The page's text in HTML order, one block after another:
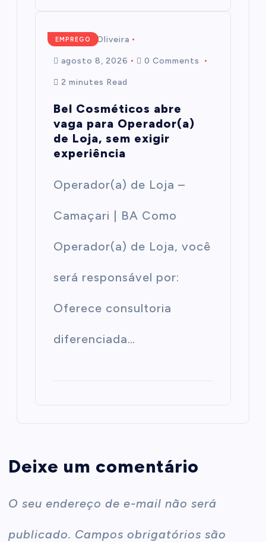
EMPREGO
Mairim de Oliveira
agosto 8, 2026 0 Comments
2 minutes Read
Bel Cosméticos abre
vaga para Operador(a)
de Loja, sem exigir
experiência
Operador(a) de Loja –
Camaçari | BA Como
Operador(a) de Loja, você
será responsável por:
Oferece consultoria
diferenciada…
Deixe um comentário
O seu endereço de e-mail não será
publicado. Campos obrigatórios são